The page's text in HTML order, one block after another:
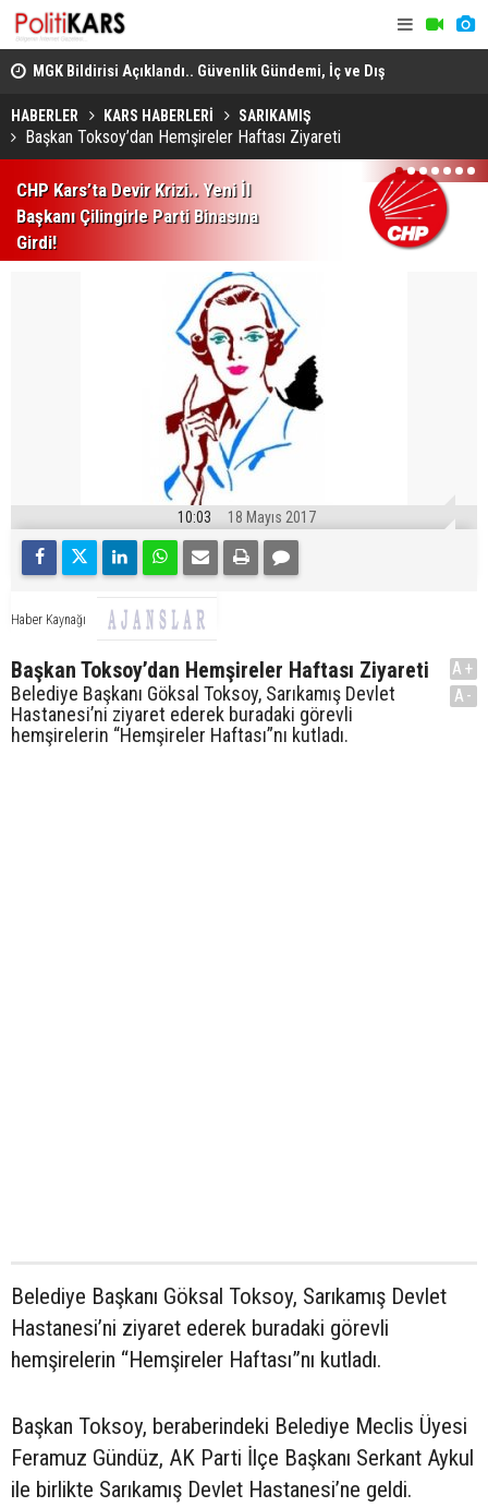
MGK Bildirisi Açıklandı.. Güvenlik Gündemi, İç ve Dış
Politika Başlıkları Değerlendirildi!
HABERLER KARS HABERLERİ SARIKAMIŞ
Başkan Toksoy’dan Hemşireler Haftası Ziyareti
CHP Kars’ta Devir Krizi.. Yeni İl
Başkanı Çilingirle Parti Binasına
Girdi!
1 2 3 4 5 6 7
10:03 18 Mayıs 2017
Haber Kaynağı
Başkan Toksoy’dan Hemşireler Haftası Ziyareti
Belediye Başkanı Göksal Toksoy, Sarıkamış Devlet
Hastanesi’ni ziyaret ederek buradaki görevli
hemşirelerin “Hemşireler Haftası”nı kutladı.
A+
A-
Belediye Başkanı Göksal Toksoy, Sarıkamış Devlet
Hastanesi’ni ziyaret ederek buradaki görevli
hemşirelerin “Hemşireler Haftası”nı kutladı.
Başkan Toksoy, beraberindeki Belediye Meclis Üyesi
Feramuz Gündüz, AK Parti İlçe Başkanı Serkant Aykul
ile birlikte Sarıkamış Devlet Hastanesi’ne geldi.